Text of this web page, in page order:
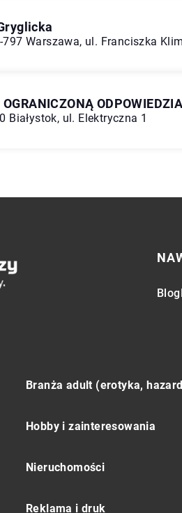
797 Warszawa, ul. Franciszka
Białystok, ul. Elektryczna 1
Blog
Branża adult (erotyka,
Hobby i zainteresowania
Nieruchomości
Reklama i druk